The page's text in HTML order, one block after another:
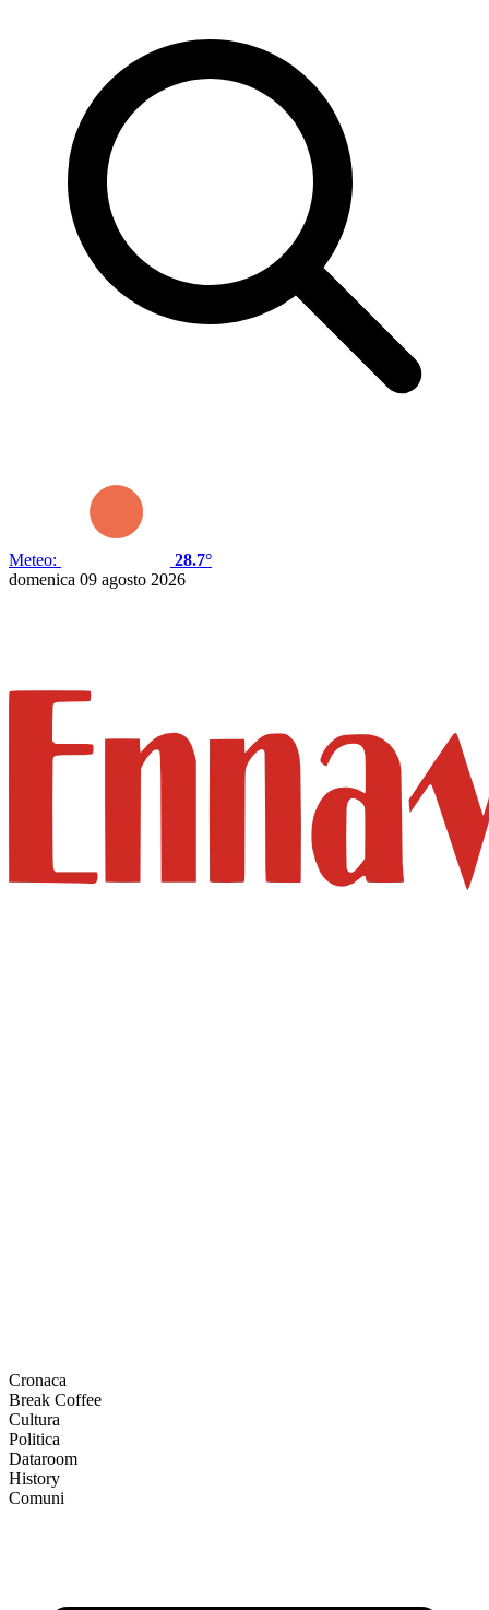
Meteo:
28.7°
domenica 09 agosto 2026
Cronaca
Break Coffee
Cultura
Politica
Dataroom
History
Comuni